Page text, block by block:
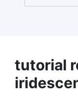
superfici
tutorial